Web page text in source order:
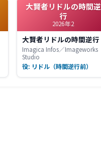
大賢者リドルの時間逆
行
2026年2
大賢者リドルの時間逆行
Imagica Infos／Imageworks
Studio
役: リドル（時間逆行前）